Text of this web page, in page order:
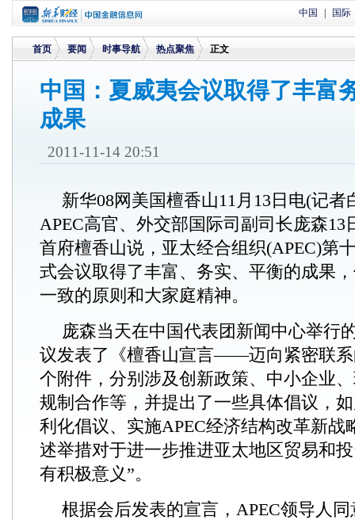
中国 国际
首页
>
要闻 时事导航 热点聚焦 正文
中国：夏威夷会议取得了丰富
成果
2011-11-14 20:51
新华08网美国檀香山11月13日电(记者
APEC高官、外交部国际司副司长庞森13
首府檀香山说，亚太经合组织(APEC)第
式会议取得了丰富、务实、平衡的成果
一致的原则和大家庭精神。
庞森当天在中国代表团新闻中心举行
议发表了《檀香山宣言——迈向紧密联系
个附件，分别涉及创新政策、中小企业
规制合作等，并提出了一些具体倡议，
利化倡议、实施APEC经济结构改革新战
述举措对于进一步推进亚太地区贸易和
有积极意义”。
根据会后发表的宣言，APEC领导人